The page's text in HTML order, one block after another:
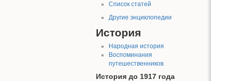
Список статей
Другие энциклопедии
История
Народная история
Воспоминания
путешественников
История до 1917 года